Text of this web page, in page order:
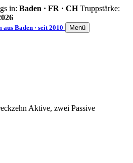
in: Baden · FR · CH Truppstärke:
Baden · seit 2010 Menü
zehn Aktive, zwei Passive